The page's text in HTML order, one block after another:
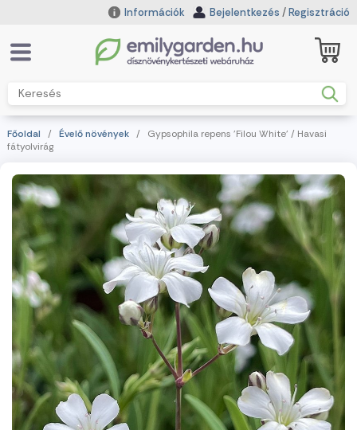
Információk Bejelentkezés /Regisztráció
Főoldal / Évelő növények / Gypsophila repens 'Filou White' / Havasi
fátyolvirág